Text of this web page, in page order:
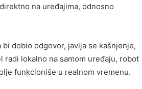
na uređajima, odnosno
dobio odgovor, javlja se kašnjenje,
lokalno na samom uređaju, robot
funkcioniše u realnom vremenu.